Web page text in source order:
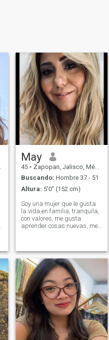
May
45 • Zapopan, Jalisco, México
Buscando: Hombre 37 - 51
Altura: 5'0" (152 cm)
Soy una mujer que le gusta
la vida en familia, tranquila,
con valores, me gusta
aprender cosas nuevas, me
niños, No me gustan las
mentiras y la falsedad. Me
gustan las caminatas por la
mañana y un buen café,
tengo alma de niña me
gusta bailar, una buena
platica que te quite el sueño,
una copa de vino con una
buena compañía sería una
velada perfecta..